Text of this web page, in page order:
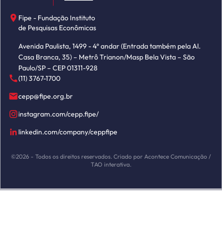
Fipe - Fundação Instituto
de Pesquisas Econômicas
Avenida Paulista, 1499 - 4º andar (Entrada também pela Al.
Casa Branca, 35) – Metrô Trianon/Masp Bela Vista – São
Paulo/SP – CEP 01311-928
(11) 3767-1700
cepp@fipe.org.br
instagram.com/cepp.fipe/
linkedin.com/company/ceppfipe
©2026 - Todos os direitos reservados. Criado por Acontece Comunicação /
TAO interativa.